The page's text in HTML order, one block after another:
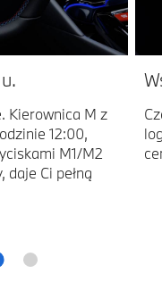
Kierownica M z
12:00,
M1/M2
Ci pełną